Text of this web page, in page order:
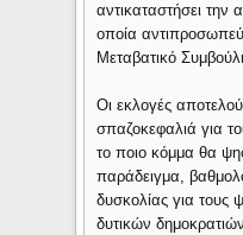
αντικαταστήσει την
οποία
Μεταβατικό
Οι εκλογές
σπαζοκεφαλιά για
το ποιο κόμμα θα
παράδειγμα,
δυσκολίας για
δυτικών